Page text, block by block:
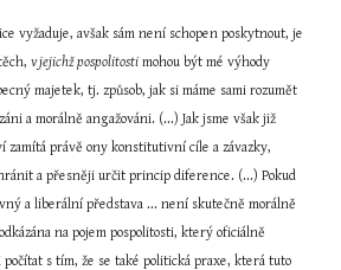
vyžaduje, avšak sám není schopen poskytnout, je
v jejichž pospolitosti mohou být mé výhody
majetek, tj. způsob, jak si máme sami rozumět
a morálně angažováni. (...) Jak jsme však již
zamítá právě ony konstitutivní cíle a závazky,
a přesněji určit princip diference. (...) Pokud
a liberální představa ... není skutečně morálně
na pojem pospolitosti, který oficiálně
počítat s tím, že se také politická praxe, která tuto